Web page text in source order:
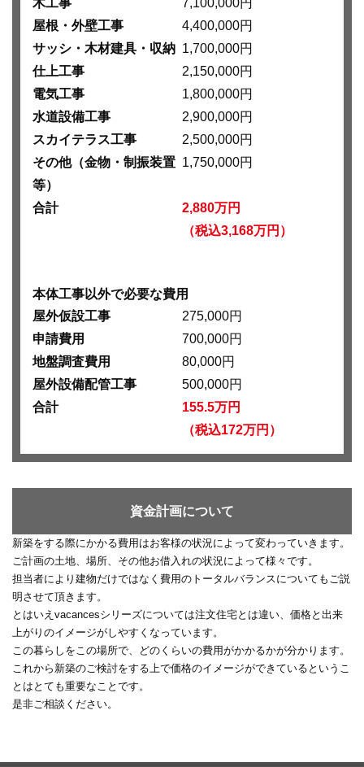
木工事
7,100,000円
屋根・外壁工事
4,400,000円
サッシ・木材建具・収納 1,700,000円
仕上工事
2,150,000円
電気工事
1,800,000円
水道設備工事
2,900,000円
スカイテラス工事
2,500,000円
その他（金物・制振装置
等）
1,750,000円
合計
2,880万円
（税込3,168万円）
本体工事以外で必要な費用
屋外仮設工事
275,000円
申請費用
700,000円
地盤調査費用
80,000円
屋外設備配管工事
500,000円
合計
155.5万円
（税込172万円）
資金計画について
新築をする際にかかる費用はお客様の状況によって変わっていきます。
ご計画の土地、場所、その他お借入れの状況によって様々です。
担当者により建物だけではなく費用のトータルバランスについてもご説
明させて頂きます。
とはいえvacancesシリーズについては注文住宅とは違い、価格と出来
上がりのイメージがしやすくなっています。
この暮らしをこの場所で、どのくらいの費用がかかるかが分かります。
これから新築のご検討をする上で価格のイメージができているというこ
とはとても重要なことです。
是非ご相談ください。